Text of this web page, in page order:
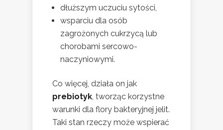
dłuższym uczuciu sytości,
wsparciu dla osób
zagrożonych cukrzycą lub
chorobami sercowo-
naczyniowymi.
Co więcej, działa on jak
prebiotyk, tworząc korzystne
warunki dla flory bakteryjnej jelit.
Taki stan rzeczy może wspierać